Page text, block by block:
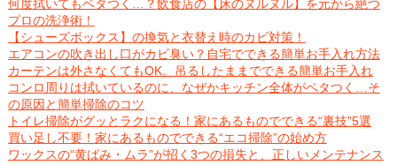
何度拭いてもベタつく…？飲食店の【床のヌルヌル】を元から絶つ
プロの洗浄術！
【シューズボックス】の換気と衣替え時のカビ対策！
エアコンの吹き出し口がカビ臭い？自宅でできる簡単お手入れ方法
カーテンは外さなくてもOK。吊るしたままでできる簡単お手入れ
コンロ周りは拭いているのに、なぜかキッチン全体がベタつく…そ
の原因と簡単掃除のコツ
トイレ掃除がグッとラクになる！家にあるものでできる“裏技”5選
買い足し不要！家にあるものでできる“エコ掃除”の始め方
ワックスの“黄ばみ・ムラ”が招く3つの損失と、正しいメンテナンス